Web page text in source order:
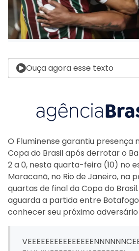
Ouça agora esse texto
O Fluminense garantiu presença
Copa do Brasil após derrotar o
2 a 0, nesta quarta-feira (10) no
Maracanã, no Rio de Janeiro, na
quartas de final da Copa do
aguarda a partida entre
conhecer seu próximo